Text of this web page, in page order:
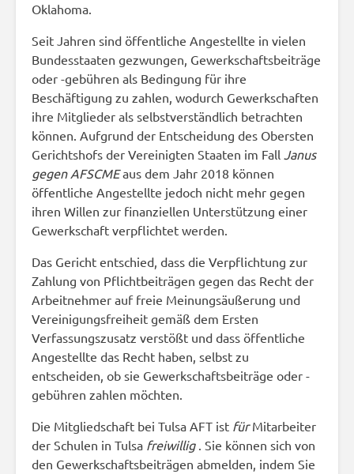
Oklahoma.
Seit Jahren sind öffentliche Angestellte in vielen
Bundesstaaten gezwungen, Gewerkschaftsbeiträge
oder -gebühren als Bedingung für ihre
Beschäftigung zu zahlen, wodurch Gewerkschaften
ihre Mitglieder als selbstverständlich betrachten
können. Aufgrund der Entscheidung des Obersten
Gerichtshofs der Vereinigten Staaten im Fall Janus
gegen AFSCMEaus dem Jahr 2018 können
öffentliche Angestellte jedoch nicht mehr gegen
ihren Willen zur finanziellen Unterstützung einer
Gewerkschaft verpflichtet werden.
Das Gericht entschied, dass die Verpflichtung zur
Zahlung von Pflichtbeiträgen gegen das Recht der
Arbeitnehmer auf freie Meinungsäußerung und
Vereinigungsfreiheit gemäß dem Ersten
Verfassungszusatz verstößt und dass öffentliche
Angestellte das Recht haben, selbst zu
entscheiden, ob sie Gewerkschaftsbeiträge oder -
gebühren zahlen möchten.
Die Mitgliedschaft bei Tulsa AFT ist fürMitarbeiter
der Schulen in Tulsa freiwillig . Sie können sich von
den Gewerkschaftsbeiträgen abmelden, indem Sie